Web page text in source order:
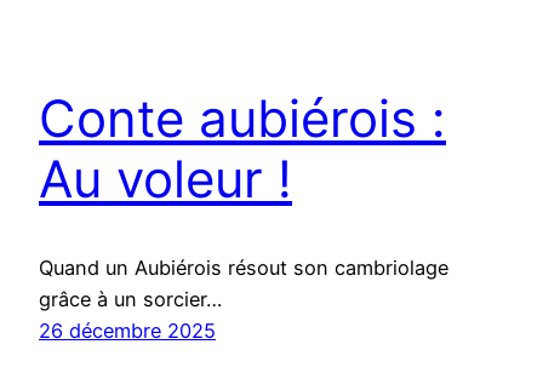
Conte aubiérois :
Au voleur !
Quand un Aubiérois résout son cambriolage
grâce à un sorcier…
26 décembre 2025